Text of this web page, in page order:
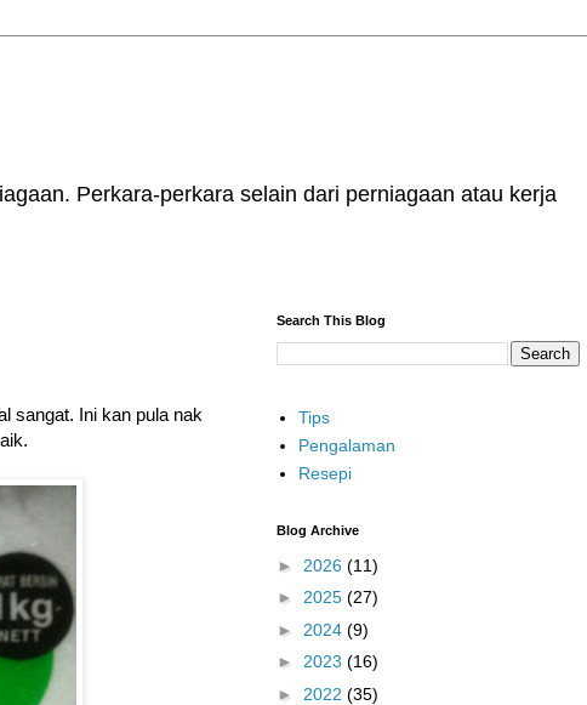
Perkara-perkara selain dari perniagaan atau kerja
sangat. Ini kan pula nak
Search This Blog
Tips
Pengalaman
Resepi
Blog Archive
► 2026 (11)
► 2025 (27)
► 2024 (9)
► 2023 (16)
► 2022 (35)